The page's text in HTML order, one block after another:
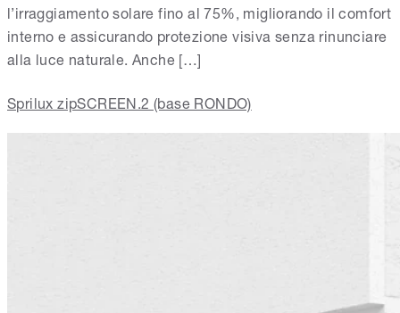
l’irraggiamento solare fino al 75%, migliorando il comfort
interno e assicurando protezione visiva senza rinunciare
alla luce naturale. Anche […]
Sprilux zipSCREEN.2 (base RONDO)